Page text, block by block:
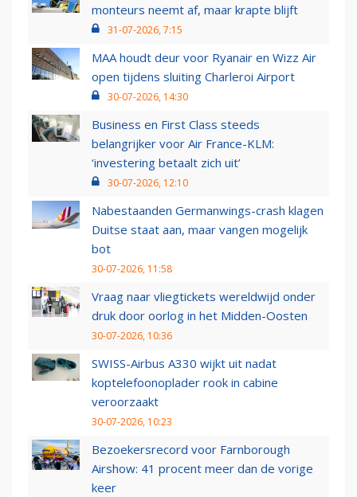
monteurs neemt af, maar krapte blijft
31-07-2026, 7:15
MAA houdt deur voor Ryanair en Wizz Air
open tijdens sluiting Charleroi Airport
30-07-2026, 14:30
Business en First Class steeds
belangrijker voor Air France-KLM:
‘investering betaalt zich uit’
30-07-2026, 12:10
Nabestaanden Germanwings-crash klagen
Duitse staat aan, maar vangen mogelijk
bot
30-07-2026, 11:58
Vraag naar vliegtickets wereldwijd onder
druk door oorlog in het Midden-Oosten
30-07-2026, 10:36
SWISS-Airbus A330 wijkt uit nadat
koptelefoonoplader rook in cabine
veroorzaakt
30-07-2026, 10:23
Bezoekersrecord voor Farnborough
Airshow: 41 procent meer dan de vorige
keer